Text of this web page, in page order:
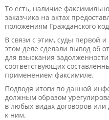
То есть, наличие
заказчика на актах
положениям Гражданского
В связи с этим, суды первой
этом деле сделали вывод об
для взыскания
соответствующих
применением факсимиле.
Подводя итоги по данной
должным образом
в любых видах договоров
к ним.